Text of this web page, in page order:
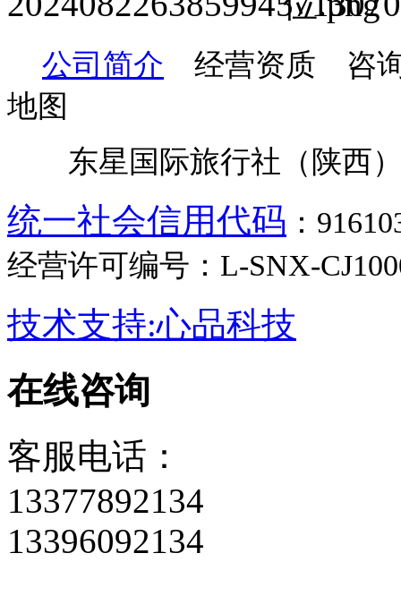
公司简介 经营资质 咨
地图
东星国际旅行社（陕西）
统一社会信用代码 ：
经营许可编号：L-SNX-
技术支持:心品科技
在线咨询
客服电话：
13377892134
13396092134